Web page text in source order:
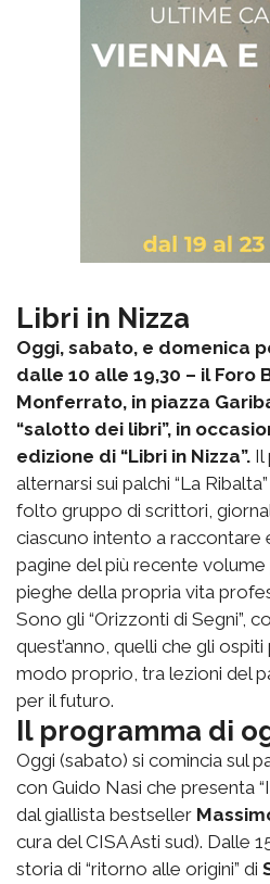
Libri in Nizza
Oggi, sabato, e domenica
dalle 10 alle 19,30 – il Foro
Monferrato, in piazza
“salotto dei libri”, in
edizione di “Libri in Nizza”. Il
alternarsi sui palchi “La
folto gruppo di scrittori,
ciascuno intento a raccontare
pagine del più recente
pieghe della propria vita
Sono gli “Orizzonti di Segni”,
quest’anno, quelli che gli
modo proprio, tra lezioni del
per il futuro.
Il programma di
Oggi (sabato) si comincia sul
con Guido Nasi che presenta
dal giallista bestseller
cura del CISA Asti sud). Dalle
storia di “ritorno alle origini” di